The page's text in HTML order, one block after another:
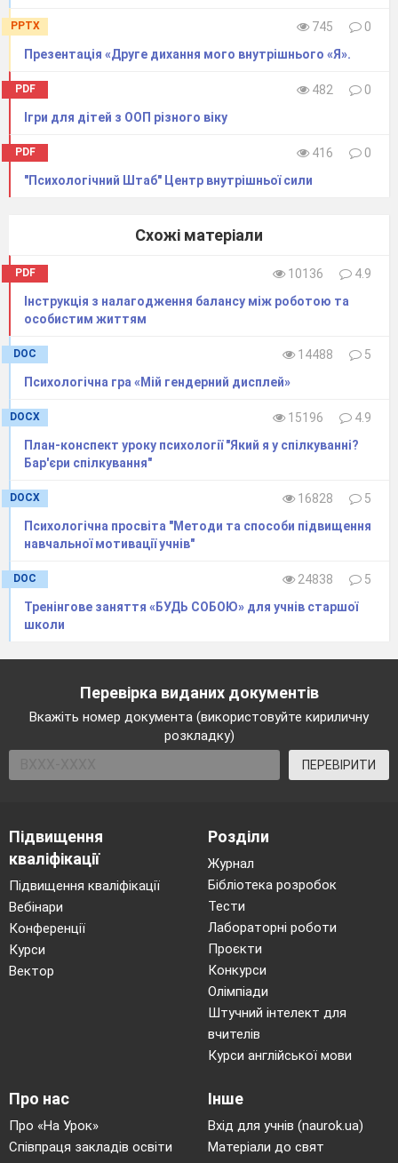
PPTX 745
0
Презентація «Друге дихання мого внутрішнього «Я».
PDF 482
0
Ігри для дітей з ООП різного віку
PDF 416
0
"Психологічний Штаб" Центр внутрішньої сили
Схожі матеріали
PDF 10136
4.9
Інструкція з налагодження балансу між роботою та
особистим життям
DOC 14488
5
Психологічна гра «Мій гендерний дисплей»
DOCX 15196
4.9
План-конспект уроку психології "Який я у спілкуванні?
Бар'єри спілкування"
DOCX 16828
5
Психологічна просвіта "Методи та способи підвищення
навчальної мотивації учнів"
DOC 24838
5
Тренінгове заняття «БУДЬ СОБОЮ» для учнів старшої
школи
Перевірка виданих документів
Вкажіть номер документа (використовуйте кириличну
розкладку)
ПЕРЕВІРИТИ
Підвищення
кваліфікації
Підвищення кваліфікації
Вебінари
Конференції
Курси
Вектор
Розділи
Журнал
Бібліотека розробок
Тести
Лабораторні роботи
Проєкти
Конкурси
Олімпіади
Штучний інтелект для
вчителів
Курси англійської мови
Про нас
Про «На Урок»
Співпраця закладів освіти
Інше
Вхід для учнів (naurok.ua)
Матеріали до свят